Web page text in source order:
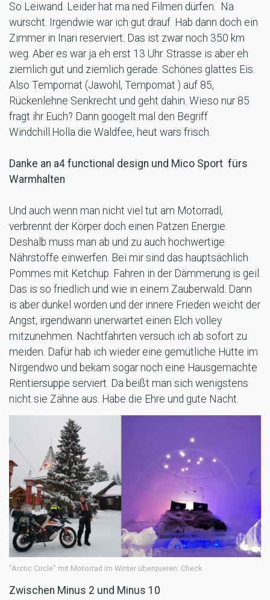
So Leiwand. Leider hat ma ned Filmen dürfen. Na
wurscht. Irgendwie war ich gut drauf. Hab dann doch ein
Zimmer in Inari reserviert. Das ist zwar noch 350 km
weg. Aber es war ja eh erst 13 Uhr. Strasse is aber eh
ziemlich gut und ziemlich gerade. Schönes glattes Eis.
Also Tempomat (Jawohl, Tempomat ) auf 85,
Rückenlehne Senkrecht und geht dahin. Wieso nur 85
fragt ihr Euch? Dann googelt mal den Begriff
Windchill.Holla die Waldfee, heut wars frisch.
Danke an a4 functional design und Mico Sport fürs
Warmhalten
Und auch wenn man nicht viel tut am Motorradl,
verbrennt der Körper doch einen Patzen Energie.
Deshalb muss man ab und zu auch hochwertige
Nährstoffe einwerfen. Bei mir sind das hauptsächlich
Pommes mit Ketchup. Fahren in der Dämmerung is geil.
Das is so friedlich und wie in einem Zauberwald. Dann
is aber dunkel worden und der innere Frieden weicht der
Angst, irgendwann unerwartet einen Elch volley
mitzunehmen. Nachtfahrten versuch ich ab sofort zu
meiden. Dafür hab ich wieder eine gemütliche Hütte im
Nirgendwo und bekam sogar noch eine Hausgemachte
Rentiersuppe serviert. Da beißt man sich wenigstens
nicht sie Zähne aus. Habe die Ehre und gute Nacht.
"Arctic Circle" mit Motorrad im Winter überqueren: Check
Zwischen Minus 2 und Minus 10